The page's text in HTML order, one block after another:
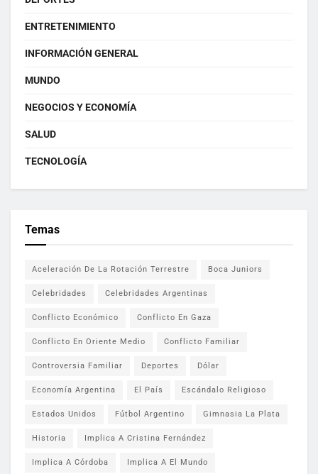
ENTRETENIMIENTO
INFORMACIÓN GENERAL
MUNDO
NEGOCIOS Y ECONOMÍA
SALUD
TECNOLOGÍA
Temas
Aceleración De La Rotación Terrestre Boca Juniors
Celebridades Celebridades Argentinas
Conflicto Económico Conflicto En Gaza
Conflicto En Oriente Medio Conflicto Familiar
Controversia Familiar Deportes Dólar
Economía Argentina El País Escándalo Religioso
Estados Unidos Fútbol Argentino Gimnasia La Plata
Historia Implica A Cristina Fernández
Implica A Córdoba Implica A El Mundo